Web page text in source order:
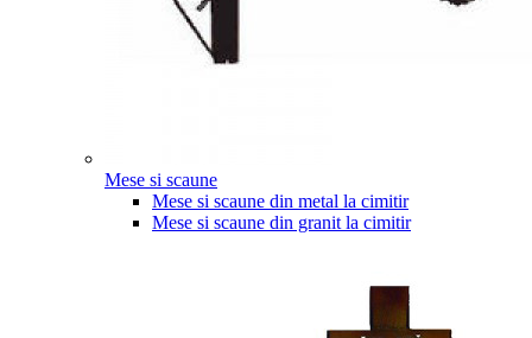
Mese si scaune
Mese si scaune din metal la cimitir
Mese si scaune din granit la cimitir